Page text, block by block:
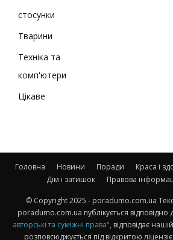
стосунки
Тварини
Техніка та
комп'ютери
Цікаве
Головна Новини Поради Краса і
Дім і затишок
Правова
© Copyright 2025 - poradumo.com.ua
poradumo.com.ua публікується відповідно
авторські та суміжні права", відповідає нашій
розповсюджується під відкритою